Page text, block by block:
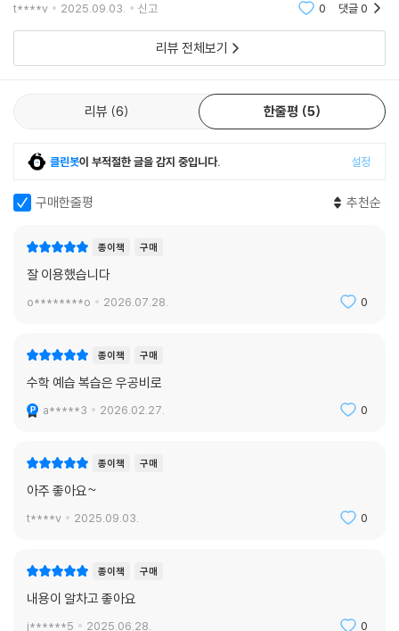
t****v 2025.09.03. 신고 0 댓글0
리뷰 전체보기
리뷰 6 한줄평 5
클린봇이 부적절한 글을 감지 중입니다. 설정
구매한줄평 추천순
종이책 구매
잘 이용했습니다
o********o 2026.07.28. 0
종이책 구매
수학 예습 복습은 우공비로
a*****3 2026.02.27. 0
종이책 구매
아주 좋아요~
t****v 2025.09.03. 0
종이책 구매
내용이 알차고 좋아요
j******5 2025.06.28. 0